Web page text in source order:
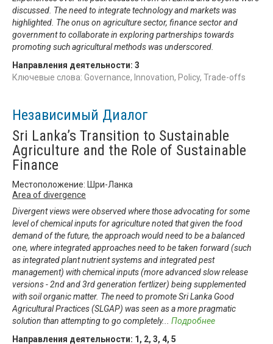
discussed. The need to integrate technology and markets was
highlighted. The onus on agriculture sector, finance sector and
government to collaborate in exploring partnerships towards
promoting such agricultural methods was underscored.
Направления деятельности: 3
Ключевые слова: Governance, Innovation, Policy, Trade-offs
Независимый Диалог
Sri Lanka’s Transition to Sustainable
Agriculture and the Role of Sustainable
Finance
Местоположение: Шри-Ланка
Area of divergence
Divergent views were observed where those advocating for some
level of chemical inputs for agriculture noted that given the food
demand of the future, the approach would need to be a balanced
one, where integrated approaches need to be taken forward (such
as integrated plant nutrient systems and integrated pest
management) with chemical inputs (more advanced slow release
versions - 2nd and 3rd generation fertlizer) being supplemented
with soil organic matter. The need to promote Sri Lanka Good
Agricultural Practices (SLGAP) was seen as a more pragmatic
solution than attempting to go completely... Подробнее
Направления деятельности: 1 , 2, 3, 4, 5